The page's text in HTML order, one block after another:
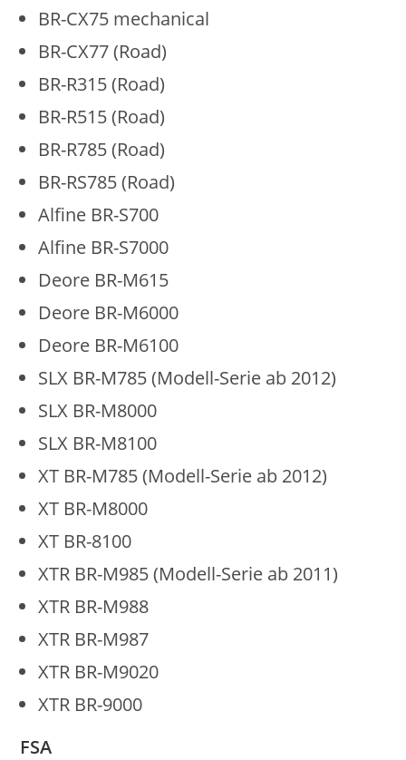
BR-CX75 mechanical
BR-CX77 (Road)
BR-R315 (Road)
BR-R515 (Road)
BR-R785 (Road)
BR-RS785 (Road)
Alfine BR-S700
Alfine BR-S7000
Deore BR-M615
Deore BR-M6000
Deore BR-M6100
SLX BR-M785 (Modell-Serie ab 2012)
SLX BR-M8000
SLX BR-M8100
XT BR-M785 (Modell-Serie ab 2012)
XT BR-M8000
XT BR-8100
XTR BR-M985 (Modell-Serie ab 2011)
XTR BR-M988
XTR BR-M987
XTR BR-M9020
XTR BR-9000
FSA